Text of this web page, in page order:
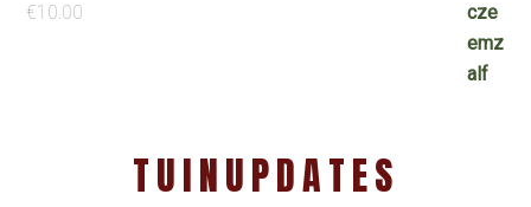
€10.00
TUINUPDATES